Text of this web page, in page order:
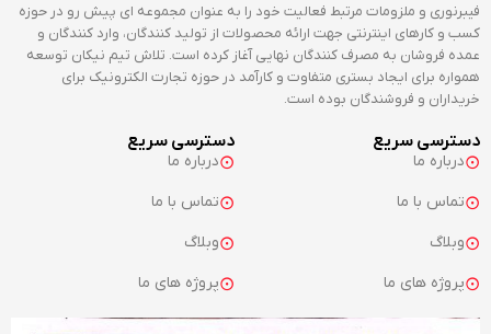
فیبرنوری و ملزومات مرتبط فعالیت خود را به عنوان مجموعه ای پیش رو در حوزه
کسب و کارهای اینترنتی جهت ارائه محصولات از تولید کنندگان، وارد کنندگان و
عمده فروشان به مصرف کنندگان نهایی آغاز کرده است. تلاش تیم نیکان توسعه
همواره برای ایجاد بستری متفاوت و کارآمد در حوزه تجارت الکترونیک برای
خریداران و فروشندگان بوده است.
دسترسی سریع
درباره ما
تماس با ما
وبلاگ
پروژه های ما
دسترسی سریع
درباره ما
تماس با ما
وبلاگ
پروژه های ما